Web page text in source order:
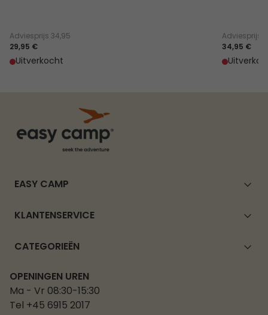
Adviesprijs 34,95
29,95 €
Uitverkocht
Adviesprijs
34,95 €
EASY CAMP
KLANTENSERVICE
CATEGORIEËN
OPENINGEN UREN
Ma - Vr 08:30-15:30
Tel +45 6915 2017